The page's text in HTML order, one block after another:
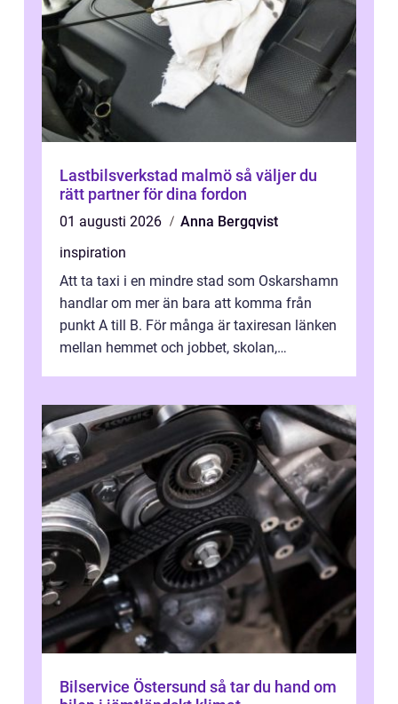
Lastbilsverkstad malmö så väljer du
rätt partner för dina fordon
01 augusti 2026
Anna Bergqvist
inspiration
Att ta taxi i en mindre stad som Oskarshamn
handlar om mer än bara att komma från
punkt A till B. För många är taxiresan länken
mellan hemmet och jobbet, skolan,
Bilservice Östersund så tar du hand om